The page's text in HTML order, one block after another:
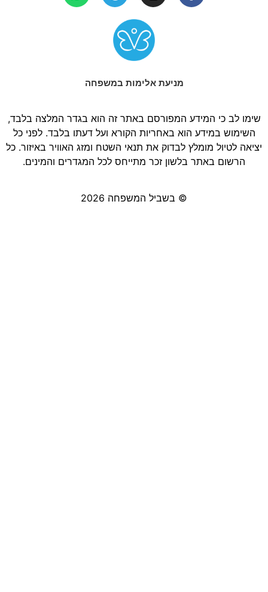
מניעת אלימות במשפחה
שימו לב כי המידע המפורסם באתר זה הוא בגדר המלצה בלבד,
השימוש במידע הוא באחריות הקורא ועל דעתו בלבד. לפני כל
יציאה לטיול מומלץ לבדוק את תנאי השטח ומזג האוויר באיזור. כל
הרשום באתר בלשון זכר מתייחס לכל המגדרים והמינים.
© בשביל המשפחה 2026